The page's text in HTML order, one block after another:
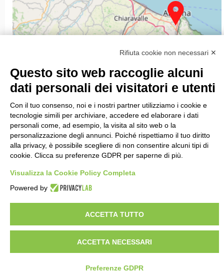
Rifiuta cookie non necessari ✕
Questo sito web raccoglie alcuni
dati personali dei visitatori e utenti
Con il tuo consenso, noi e i nostri partner utilizziamo i cookie e
tecnologie simili per archiviare, accedere ed elaborare i dati
personali come, ad esempio, la visita al sito web o la
personalizzazione degli annunci. Poiché rispettiamo il tuo diritto
alla privacy, è possibile scegliere di non consentire alcuni tipi di
cookie. Clicca su preferenze GDPR per saperne di più.
Visualizza la Cookie Policy Completa
Powered by
ACCETTA TUTTO
ACCETTA NECESSARI
Preferenze GDPR